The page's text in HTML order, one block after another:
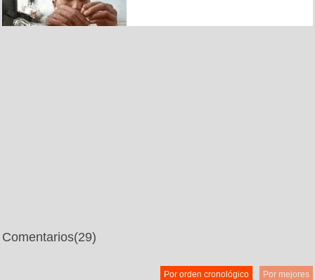
Comentarios(29)
Por mejores
Por orden cronológico